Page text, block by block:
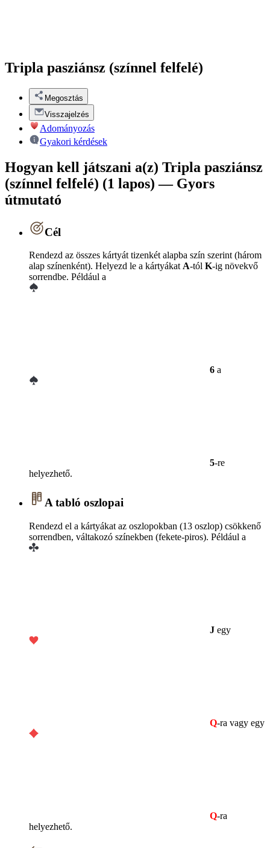
Tripla pasziánsz (színnel felfelé)
Megosztás
Visszajelzés
Adományozás
Gyakori kérdések
Hogyan kell játszani a(z) Tripla pasziánsz
(színnel felfelé) (1 lapos) — Gyors
útmutató
Cél
Rendezd az összes kártyát tizenkét alapba szín szerint (három
alap színenként). Helyezd le a kártyákat A-tól K-ig növekvő
sorrendbe. Például a
6 a
5-re
helyezhető.
A tabló oszlopai
Rendezd el a kártyákat az oszlopokban (13 oszlop) csökkenő
sorrendben, váltakozó színekben (fekete-piros). Például a
J egy
Q-ra vagy egy
Q-ra
helyezhető.